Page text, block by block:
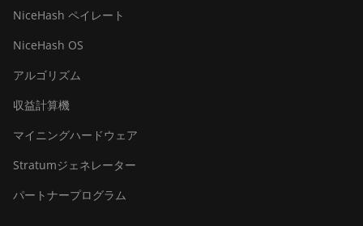
Bitdeer SealMiner A2 Hyd
Bitdeer SealMiner A2 Pro Air
Bitdeer SealMiner A2 Pro Hyd
Bitdeer SealMiner A3 Air
Bitdeer SealMiner A3 Hydro
Bitdeer SealMiner A3 Pro Air
Bitdeer SealMiner A3 Pro Hydro
NiceHash ペイレート
NiceHash OS
アルゴリズム
収益計算機
マイニングハードウェア
Stratumジェネレーター
パートナープログラム